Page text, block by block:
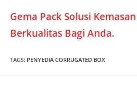
Gema Pack Solusi
Berkualitas Bagi Anda.
TAGS: PENYEDIA CORRUGATED BOX